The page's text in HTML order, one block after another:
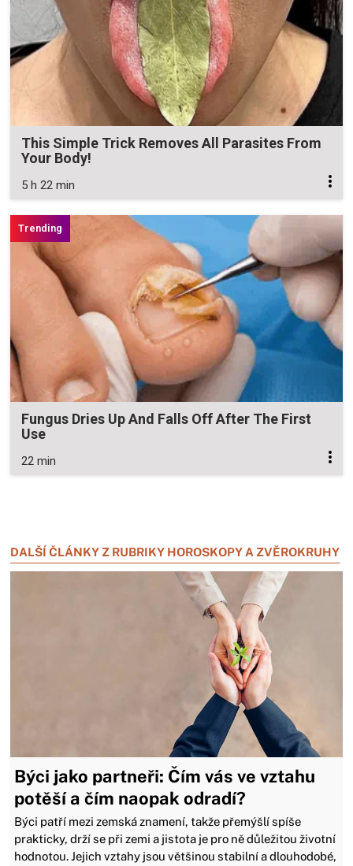
This Simple Trick Removes All Parasites From
Your Body!
5 h 22 min
Fungus Dries Up And Falls Off After The First
Use
22 min
DALŠÍ ČLÁNKY Z RUBRIKY HOROSKOPY A ZVĚROKRUHY
Býci jako partneři: Čím vás ve vztahu
potěší a čím naopak odradí?
Býci patří mezi zemská znamení, takže přemýšlí spíše
prakticky, drží se při zemi a jistota je pro ně důležitou životní
hodnotou. Jejich vztahy jsou většinou stabilní a dlouhodobé,